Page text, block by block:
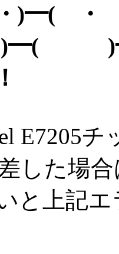
)━( ・
E7205
した場
と上記